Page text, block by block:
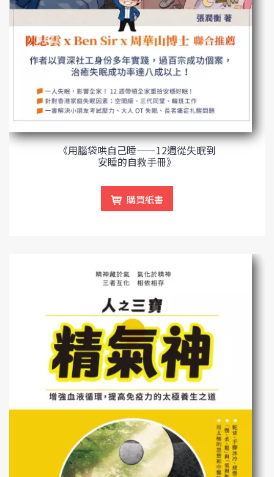
《用腦袋哄自己睡——12週從失眠到
安睡的自救手冊》
購買紙書